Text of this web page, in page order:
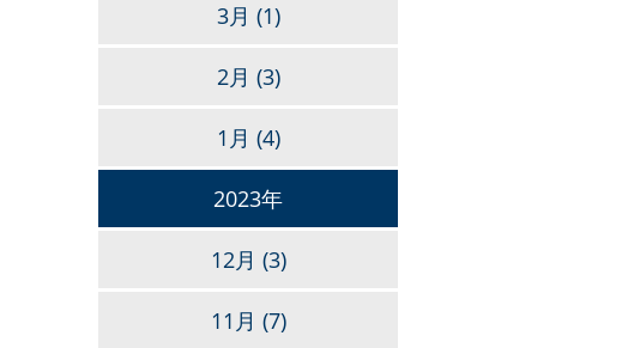
3月 (1)
2月 (3)
1月 (4)
2023年
12月 (3)
11月 (7)